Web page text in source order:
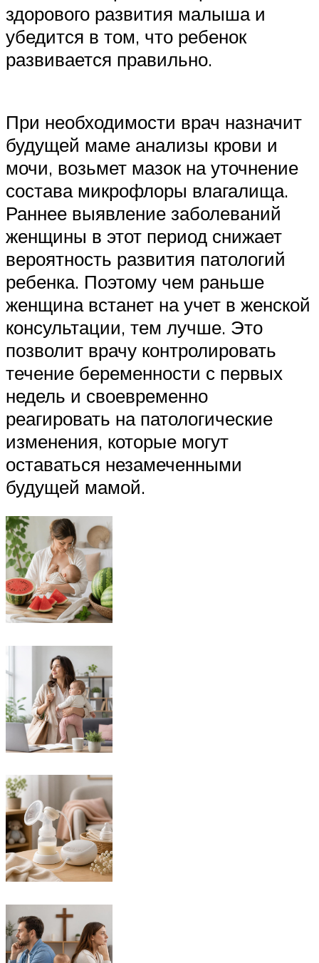
здорового развития малыша и
убедится в том, что ребенок
развивается правильно.
При необходимости врач назначит
будущей маме анализы крови и
мочи, возьмет мазок на уточнение
состава микрофлоры влагалища.
Раннее выявление заболеваний
женщины в этот период снижает
вероятность развития патологий
ребенка. Поэтому чем раньше
женщина встанет на учет в женской
консультации, тем лучше. Это
позволит врачу контролировать
течение беременности с первых
недель и своевременно
реагировать на патологические
изменения, которые могут
оставаться незамеченными
будущей мамой.